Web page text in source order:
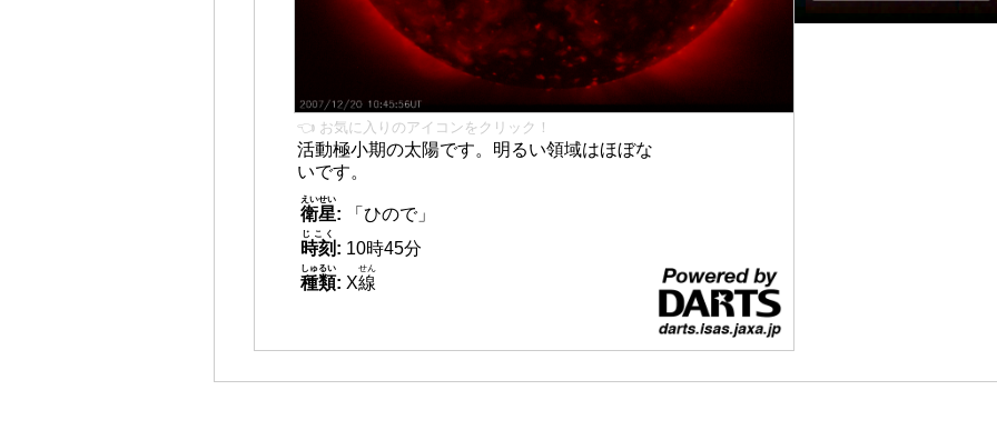
👈 お気に入りのアイコンをクリック！
活動極小期の太陽です。明るい領域はほぼな
いです。
衛星
えいせい
:
「ひので」
時刻
じこく
: 10時45分
種類
しゅるい
: X線
せん